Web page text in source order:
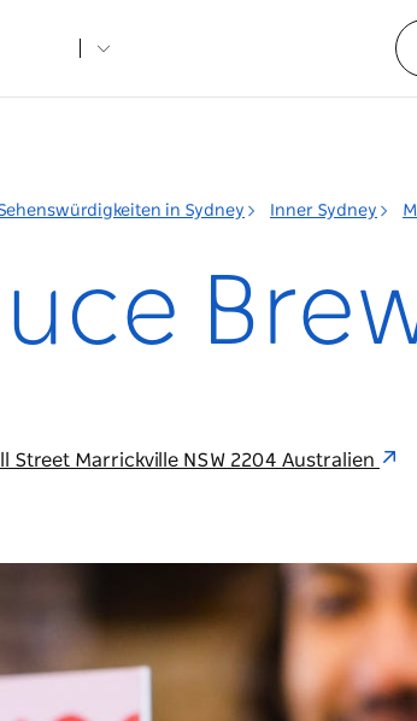
in Sydney Inner Sydney
Street Marrickville NSW 2204 Australien